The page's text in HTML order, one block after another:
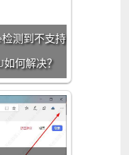
检测到不支持
如何解决？